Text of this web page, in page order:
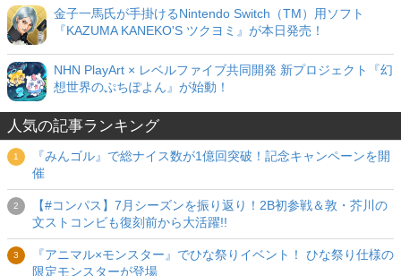
金子一馬氏が手掛けるNintendo Switch（TM）用ソフト
『KAZUMA KANEKO'S ツクヨミ』が本日発売！
NHN PlayArt × レベルファイブ共同開発 新プロジェクト『幻
想世界のぷちぽよん』が始動！
人気の記事ランキング
『みんゴル』で総ナイス数が1億回突破！記念キャンペーンを開
催
【#コンパス】7月シーズンを振り返り！2B初参戦＆敦・芥川の
文ストコンビも復刻前から大活躍!!
『アニマル×モンスター』でひな祭りイベント！ ひな祭り仕様の
限定モンスターが登場